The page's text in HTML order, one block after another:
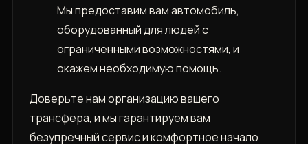
Мы предоставим вам автомобиль,
оборудованный для людей с
ограниченными возможностями, и
окажем необходимую помощь.
Доверьте нам организацию вашего
трансфера, и мы гарантируем вам
безупречный сервис и комфортное начало